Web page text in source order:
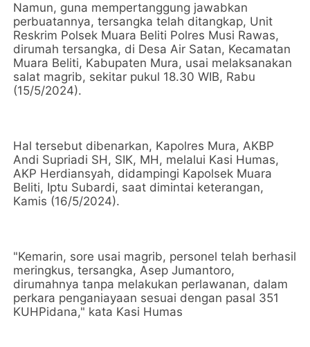
Namun, guna mempertanggung jawabkan
perbuatannya, tersangka telah ditangkap, Unit
Reskrim Polsek Muara Beliti Polres Musi Rawas,
dirumah tersangka, di Desa Air Satan, Kecamatan
Muara Beliti, Kabupaten Mura, usai melaksanakan
salat magrib, sekitar pukul 18.30 WIB, Rabu
(15/5/2024).
Hal tersebut dibenarkan, Kapolres Mura, AKBP
Andi Supriadi SH, SIK, MH, melalui Kasi Humas,
AKP Herdiansyah, didampingi Kapolsek Muara
Beliti, Iptu Subardi, saat dimintai keterangan,
Kamis (16/5/2024).
"Kemarin, sore usai magrib, personel telah berhasil
meringkus, tersangka, Asep Jumantoro,
dirumahnya tanpa melakukan perlawanan, dalam
perkara penganiayaan sesuai dengan pasal 351
KUHPidana," kata Kasi Humas